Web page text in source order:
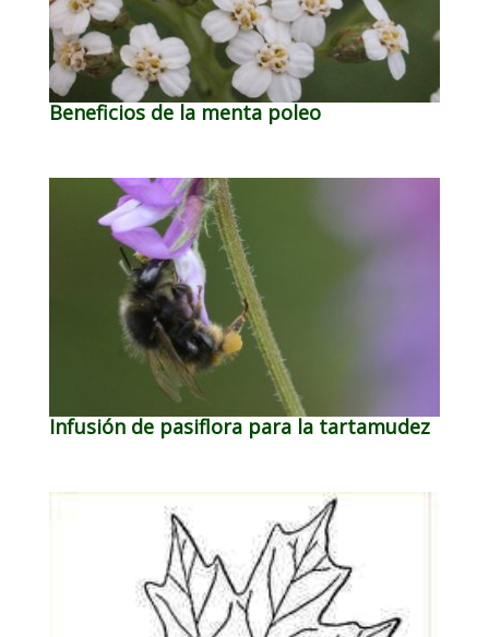
Beneficios de la menta poleo
Infusión de pasiflora para la tartamudez